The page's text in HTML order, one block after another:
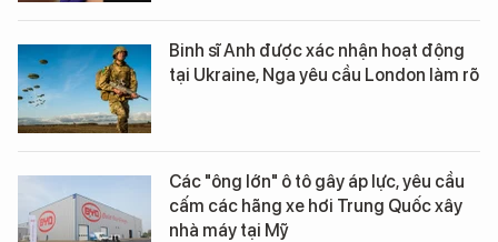
Binh sĩ Anh được xác nhận hoạt động
tại Ukraine, Nga yêu cầu London làm rõ
Các "ông lớn" ô tô gây áp lực, yêu cầu
cấm các hãng xe hơi Trung Quốc xây
nhà máy tại Mỹ